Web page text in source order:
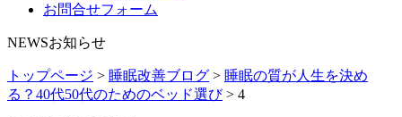
お問合せフォーム
NEWSお知らせ
トップページ > 睡眠改善ブログ > 睡眠の質が人生を決め
る？40代50代のためのベッド選び> 4